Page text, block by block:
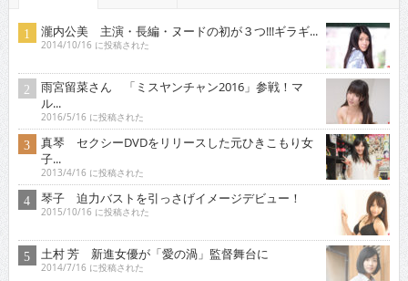
瀧内公美 主演・長編・ヌードの初が３つ!!!ギラギ...
2014/10/16 に投稿された
雨宮留菜さん 「ミスヤンチャン2016」参戦！マ
ル...
2016/5/16 に投稿された
真琴 セクシーDVDをリリースした元ひきこもり女
子...
2013/4/16 に投稿された
琴子 迫力バストを引っさげイメージデビュー！
2015/10/16 に投稿された
土村 芳 新進女優が「愛の渦」監督舞台に
2014/7/16 に投稿された